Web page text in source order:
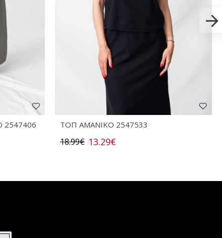
2547406 ΤΟΠ AMANIKO 2547533
13.29€
18.99€